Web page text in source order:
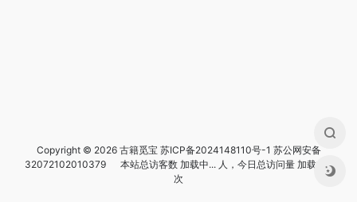
Copyright © 2026 古籍觅宝 苏ICP备2024148110号-1 苏公网安备
32072102010379
本站总访客数 加载中...人，今日总访问量 加载中...
次